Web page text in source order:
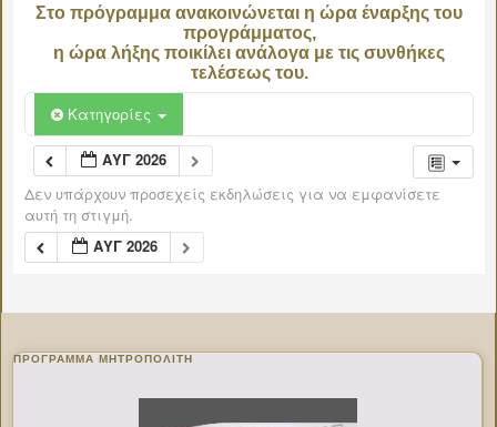
Στο πρόγραμμα ανακοινώνεται η ώρα έναρξης του
προγράμματος,
η ώρα λήξης ποικίλει ανάλογα με τις συνθήκες
τελέσεως του.
Κατηγορίες
ΑΥΓ 2026
Δεν υπάρχουν προσεχείς εκδηλώσεις για να εμφανίσετε
αυτή τη στιγμή.
ΑΥΓ 2026
ΠΡΌΓΡΑΜΜΑ ΜΗΤΡΟΠΟΛΊΤΗ